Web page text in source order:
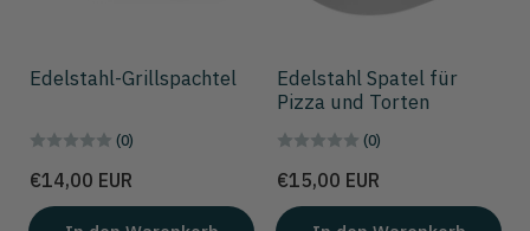
Edelstahl-Grillspachtel
(0)
Preis
€14,00 EUR
Edelstahl Spatel für
Pizza und Torten
(0)
Preis
€15,00 EUR